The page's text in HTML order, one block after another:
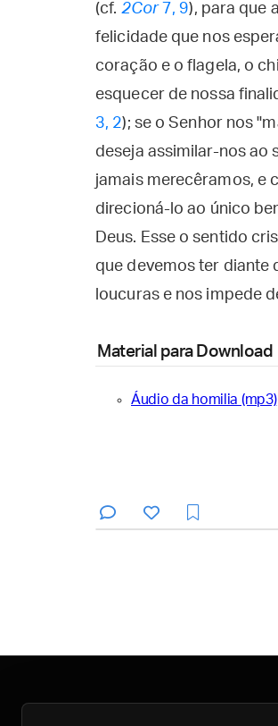
(cf. 2Cor7, 9), para que
felicidade que nos
coração e o flagela, o
esquecer de nossa
3, 2); se o Senhor nos
deseja assimilar-nos ao
jamais merecêramos, e
direcioná-lo ao único
Deus. Esse o sentido
que devemos ter diante
loucuras e nos impede
Material para Download
Áudio da homilia (mp3)